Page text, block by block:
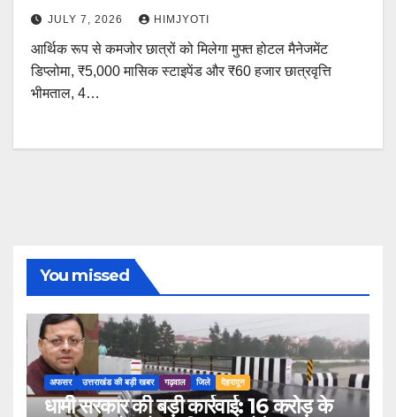
JULY 7, 2026 HIMJYOTI
आर्थिक रूप से कमजोर छात्रों को मिलेगा मुफ्त होटल मैनेजमेंट
डिप्लोमा, ₹5,000 मासिक स्टाइपेंड और ₹60 हजार छात्रवृत्ति
भीमताल, 4…
You missed
अफसर उत्तराखंड की बड़ी खबर गढ़वाल जिले देहरादून
धामी सरकार की बड़ी कार्रवाई: 16 करोड़ के